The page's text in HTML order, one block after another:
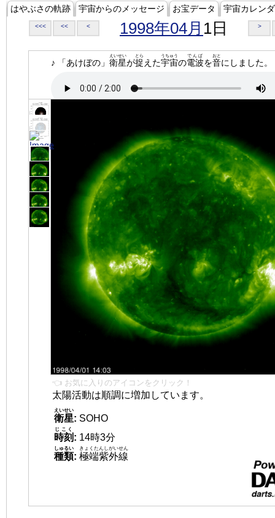
はやぶさの軌跡 宇宙からのメッセージ お宝データ 宇宙カレン
<<< << < 1998年04月 1日 >
♪ 「あけぼの」 衛星
えいせい
が捉
とら
えた宇宙
うちゅう
の電波
でんぱ
を音
おと
にしました。
👈 お気に入りのアイコンをクリック！
太陽活動は順調に増加しています。
衛星
えいせい
: SOHO
時刻
じこく
: 14時3分
種類
しゅるい
: 極端紫外線
きょくたんしがいせん